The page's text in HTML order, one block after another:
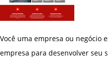
Você uma empresa ou negócio
empresa para desenvolver seu